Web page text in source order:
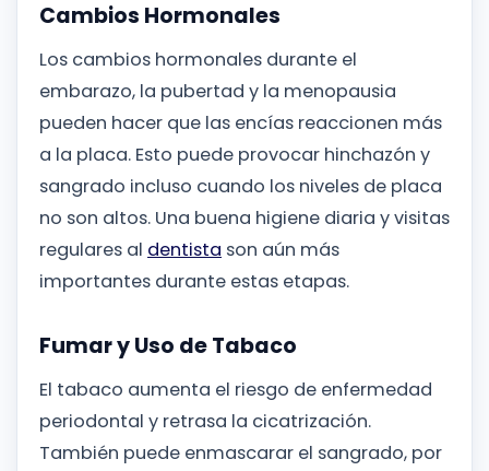
Cambios Hormonales
Los cambios hormonales durante el
embarazo, la pubertad y la menopausia
pueden hacer que las encías reaccionen más
a la placa. Esto puede provocar hinchazón y
sangrado incluso cuando los niveles de placa
no son altos. Una buena higiene diaria y visitas
regulares al dentista son aún más
importantes durante estas etapas.
Fumar y Uso de Tabaco
El tabaco aumenta el riesgo de enfermedad
periodontal y retrasa la cicatrización.
También puede enmascarar el sangrado, por